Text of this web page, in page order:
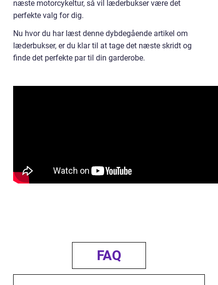
næste motorcykeltur, så vil læderbukser være det
perfekte valg for dig.
Nu hvor du har læst denne dybdegående artikel om
læderbukser, er du klar til at tage det næste skridt og
finde det perfekte par til din garderobe.
FAQ